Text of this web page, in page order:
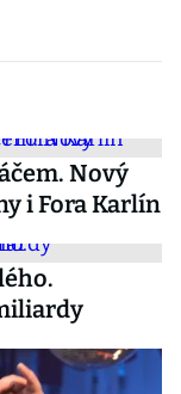
Nový
i Fora Karlín